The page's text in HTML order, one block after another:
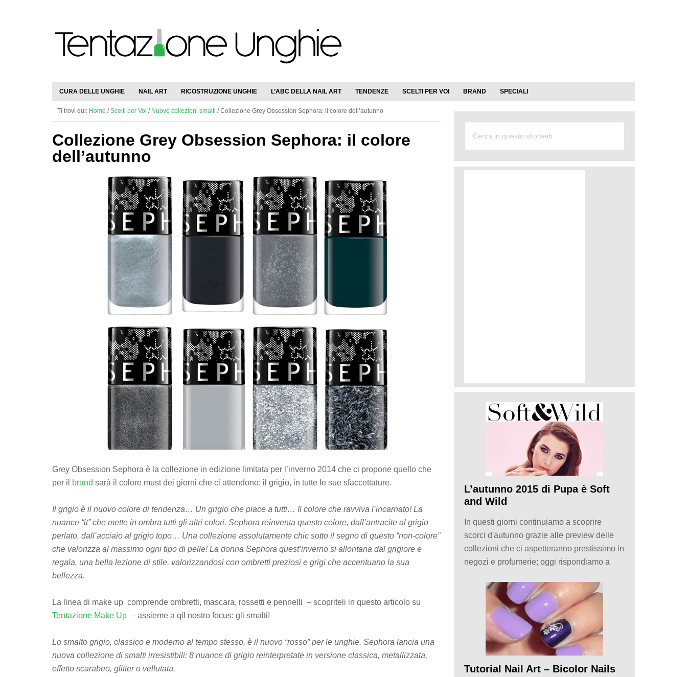
CURA DELLE UNGHIE NAIL ART RICOSTRUZIONE UNGHIE L’ABC DELLA NAIL ART TENDENZE SCELTI PER VOI BRAND SPECIALI
Ti trovi qui: Home / Scelti per Voi / Nuove collezioni smalti /Collezione Grey Obsession Sephora: il colore dell’autunno
Collezione Grey Obsession Sephora: il colore
dell’autunno
Grey Obsession Sephora è la collezione in edizione limitata per l’inverno 2014 che ci propone quello che
per il
brand sarà il colore must dei giorni che ci attendono: il grigio, in tutte le sue sfaccettature.
Il grigio è il nuovo colore di tendenza… Un grigio che piace a tutti… Il colore che ravviva l’incarnato! La
nuance “it” che mette in ombra tutti gli altri colori. Sephora reinventa questo colore, dall’antracite al grigio
perlato, dall’acciaio al grigio topo… Una collezione assolutamente chic sotto il segno di questo “non-colore”
che valorizza al massimo ogni tipo di pelle! La donna Sephora quest’inverno si allontana dal grigiore e
regala, una bella lezione di stile, valorizzandosi con ombretti preziosi e grigi che accentuano la sua
bellezza.
La linea di make up comprende ombretti, mascara, rossetti e pennelli – scopriteli in questo articolo su
Tentazione Make Up – assieme a qil nostro focus: gli smalti!
Lo smalto grigio, classico e moderno al tempo stesso, è il nuovo “rosso” per le unghie. Sephora lancia una
nuova collezione di smalti irresistibili: 8 nuance di grigio reinterpretate in versione classica, metallizzata,
effetto scarabeo, glitter o vellutata.
L’autunno 2015 di Pupa è Soft
and Wild
In questi giorni continuiamo a scoprire
scorci d'autunno grazie alle preview delle
collezioni che ci aspetteranno prestissimo in
negozi e profumerie; oggi rispondiamo a
Tutorial Nail Art – Bicolor Nails